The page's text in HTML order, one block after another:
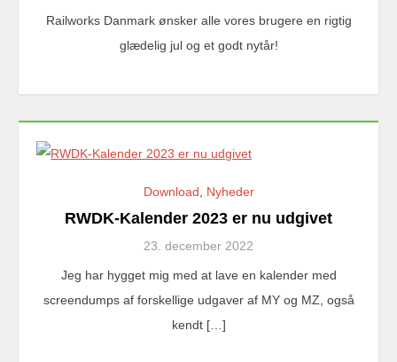
Railworks Danmark ønsker alle vores brugere en rigtig
glædelig jul og et godt nytår!
Download, Nyheder
RWDK-Kalender 2023 er nu udgivet
23. december 2022
Jeg har hygget mig med at lave en kalender med
screendumps af forskellige udgaver af MY og MZ, også
kendt […]